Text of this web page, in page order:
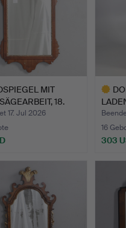
MIT
18.
17. Jul 2026
16
303